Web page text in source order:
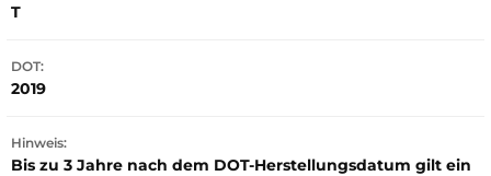
T
DOT:
2019
Hinweis:
Bis zu 3 Jahre nach dem DOT-Herstellungsdatum gilt ein